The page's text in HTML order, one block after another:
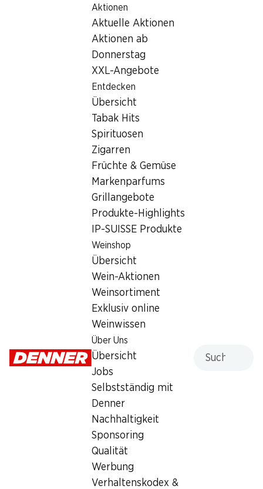
Aktionen
Aktuelle Aktionen
Aktionen ab
Donnerstag
XXL-Angebote
Entdecken
Übersicht
Tabak Hits
Spirituosen
Zigarren
Früchte & Gemüse
Markenparfums
Grillangebote
Produkte-Highlights
IP-SUISSE Produkte
Weinshop
Übersicht
Wein-Aktionen
Weinsortiment
Exklusiv online
Weinwissen
Über Uns
Übersicht
Jobs
Selbstständig mit
Denner
Nachhaltigkeit
Sponsoring
Qualität
Werbung
Verhaltenskodex &
Filialsuche
Denner Filiale Bahnhofstrasse, 8572 Berg TG
8572 Berg TG
Bahnhofstrasse 1, 8572 Berg TG
Öffnungszeiten
Donnerstag